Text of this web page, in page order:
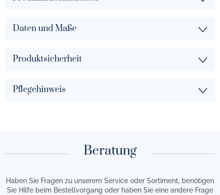
Daten und Maße
Produktsicherheit
Pflegehinweis
Beratung
Haben Sie Fragen zu unserem Service oder Sortiment, benötigen
Sie Hilfe beim Bestellvorgang oder haben Sie eine andere Frage